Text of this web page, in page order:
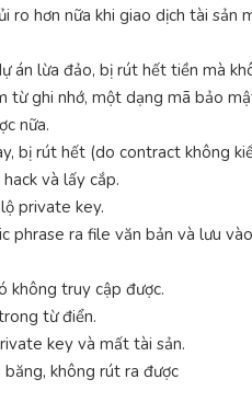
ro hơn nữa khi giao dịch tài sản
án lừa đảo, bị rút hết tiền mà
từ ghi nhớ, một dạng mã bảo
nữa.
bị rút hết (do contract không
và lấy cắp.
private key.
ra file văn bản và lưu
không truy cập được.
từ điển.
key và mất tài sản.
không rút ra được